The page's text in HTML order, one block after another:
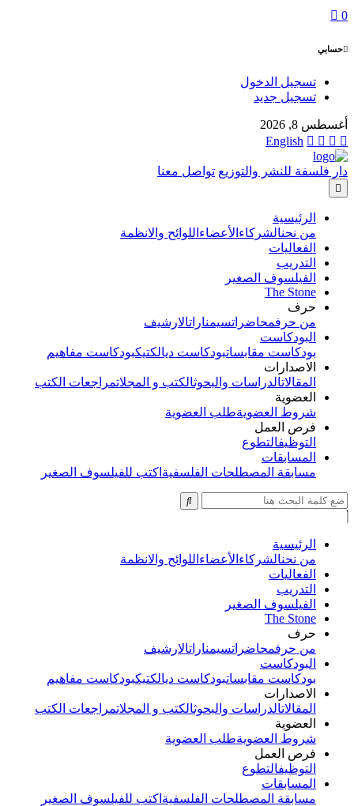
0
حسابي
تسجيل الدخول
تسجيل جديد
أغسطس 8, 2026
English
دار فلسفة للنشر والتوزيع تواصل معنا
الرئيسية
من نحنالشركاء الأعضاء اللوائح والانظمة
الفعاليات
التدريب
الفيلسوف الصغير
The Stone
حرف
من حرفمحاضراتسيمناراتالارشيف
البودكاست
بودكاست مقابساتبودكاست ديالكتيكبودكاست مفاهيم
الاصدارات
المقالاتالدراسات والبحوثالكتب و المجلاتمراجعات الكتب
العضوية
شروط العضويةطلب العضوية
فرص العمل
التوظيفالتطوع
المسابقات
مسابقة المصطلحات الفلسفية اكتب للفيلسوف الصغير
الرئيسية
من نحنالشركاء الأعضاء اللوائح والانظمة
الفعاليات
التدريب
الفيلسوف الصغير
The Stone
حرف
من حرفمحاضراتسيمناراتالارشيف
البودكاست
بودكاست مقابساتبودكاست ديالكتيكبودكاست مفاهيم
الاصدارات
المقالاتالدراسات والبحوثالكتب و المجلاتمراجعات الكتب
العضوية
شروط العضويةطلب العضوية
فرص العمل
التوظيفالتطوع
المسابقات
مسابقة المصطلحات الفلسفية اكتب للفيلسوف الصغير